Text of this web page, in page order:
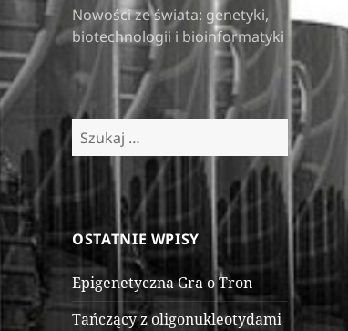
Nowości ze świata: genetyki,
biotechnologii i bioinformatyki
Szukaj:
OSTATNIE WPISY
Epigenetyczna Gra o Tron
Tańczący z oligonukleotydami